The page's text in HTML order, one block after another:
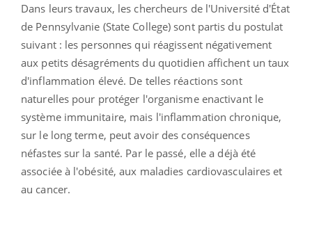
Dans leurs travaux, les chercheurs de l'Université d'État
de Pennsylvanie (State College) sont partis du postulat
suivant : les personnes qui réagissent négativement
aux petits désagréments du quotidien affichent un taux
d'inflammation élevé. De telles réactions sont
naturelles pour protéger l'organisme enactivant le
système immunitaire, mais l'inflammation chronique,
sur le long terme, peut avoir des conséquences
néfastes sur la santé. Par le passé, elle a déjà été
associée à l'obésité, aux maladies cardiovasculaires et
au cancer.